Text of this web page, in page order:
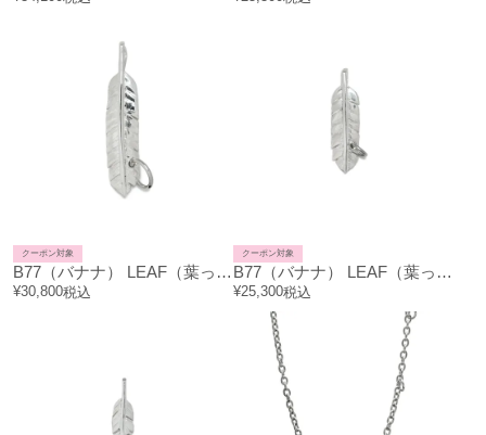
B77（バナナ） LEAF（葉っぱ） FEATHER（葉根） バナナ リーフェザー ネックレス トップ 1葉（L）
クーポン対象
¥30,800税込
B77（バナナ） LEAF（葉っぱ） FEATHER（葉根） バナナ リーフェザー ネックレス トップ 1葉（M）
クーポン対象
¥25,300税込